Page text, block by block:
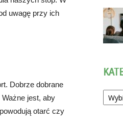
uwagę przy ich
Dobrze dobrane
jest, aby
otarć czy